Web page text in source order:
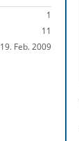
1
11
19. Feb. 2009